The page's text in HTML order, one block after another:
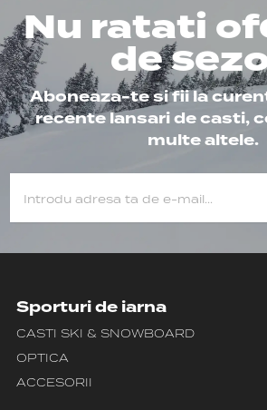
Nu ratati
de
Aboneaza-te si fii la
recente lansari de casti,
multe altele.
Sporturi de iarna
CASTI SKI & SNOWBOARD
OPTICA
ACCESORII